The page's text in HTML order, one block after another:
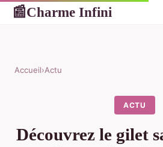
📰Charme Infini
Accueil›Actu
ACTU
Découvrez le gilet